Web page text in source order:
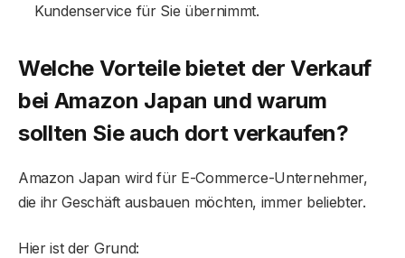
Kundenservice für Sie übernimmt.
Welche Vorteile bietet der Verkauf
bei Amazon Japan und warum
sollten Sie auch dort verkaufen?
Amazon Japan wird für E-Commerce-Unternehmer,
die ihr Geschäft ausbauen möchten, immer beliebter.
Hier ist der Grund: